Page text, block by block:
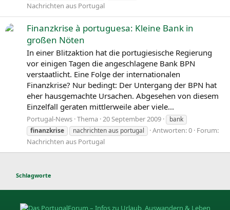
Nachrichten aus Portugal
Finanzkrise à portuguesa: Kleine Bank in
großen Nöten
In einer Blitzaktion hat die portugiesische Regierung
vor einigen Tagen die angeschlagene Bank BPN
verstaatlicht. Eine Folge der internationalen
Finanzkrise? Nur bedingt: Der Untergang der BPN hat
eher hausgemachte Ursachen. Abgesehen von diesem
Einzelfall geraten mittlerweile aber viele...
Portugal-News Thema 20 September 2009
bank
finanzkrise
nachrichten aus portugal Antworten: 0 Forum:
Nachrichten aus Portugal
Schlagworte